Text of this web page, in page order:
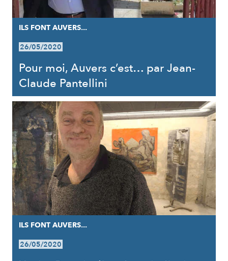
ILS FONT AUVERS...
26/05/2020
Pour moi, Auvers c’est… par Jean-
Claude Pantellini
ILS FONT AUVERS...
26/05/2020